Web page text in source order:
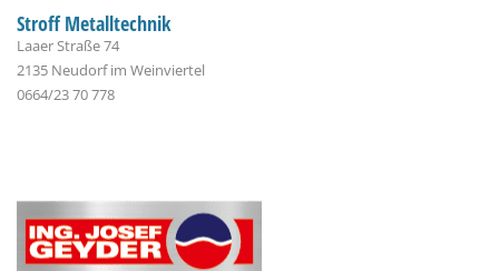
Stroff Metalltechnik
Laaer Straße 74
2135 Neudorf im Weinviertel
0664/23 70 778